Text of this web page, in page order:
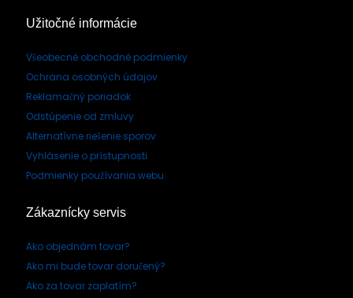
Užitočné informácie
Všeobecné obchodné podmienky
Ochrana osobných údajov
Reklamačný poriadok
Odstúpenie od zmluvy
Alternatívne riešenie sporov
Vyhlásenie o prístupnosti
Podmienky používania webu
Zákaznícky servis
Ako objednám tovar?
Ako mi bude tovar doručený?
Ako za tovar zaplatím?